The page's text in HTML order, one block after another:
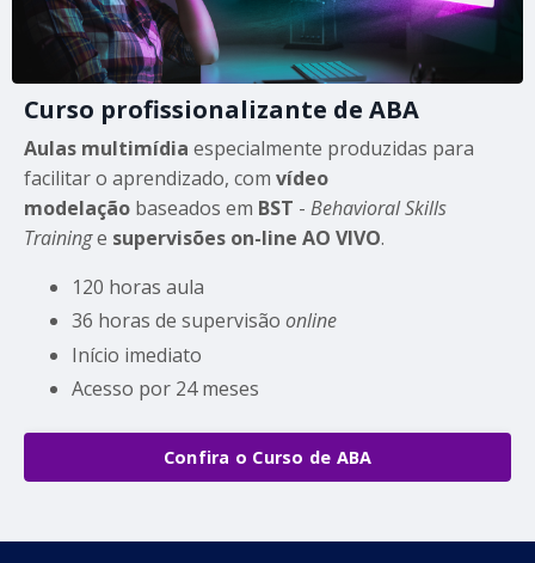
Curso profissionalizante de ABA
Aulas multimídia especialmente produzidas para
facilitar o aprendizado, com vídeo
modelação baseados em BST - Behavioral Skills
Traininge supervisões on-line AO VIVO.
120 horas aula
36 horas de supervisão online
Início imediato
Acesso por 24 meses
Confira o Curso de ABA